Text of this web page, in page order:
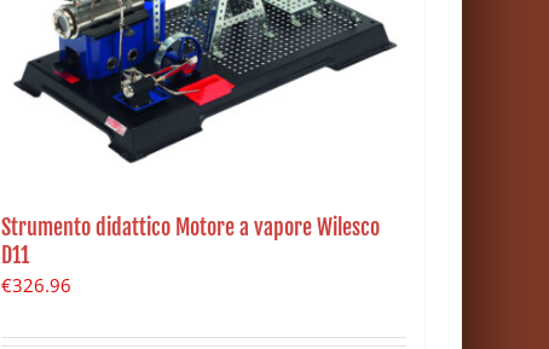
Strumento didattico Motore a vapore Wilesco
D11
€326.96